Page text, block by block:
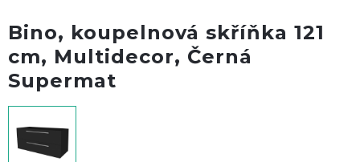
Bino, koupelnová skříňka 121
cm, Multidecor, Černá
Supermat